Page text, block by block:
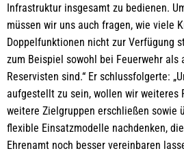
Infrastruktur insgesamt zu bedienen.
müssen wir uns auch fragen, wie viele
Doppelfunktionen nicht zur Verfügung
zum Beispiel sowohl bei Feuerwehr als
Reservisten sind.“ Er schlussfolgerte:
aufgestellt zu sein, wollen wir weiteres
weitere Zielgruppen erschließen sowie
flexible Einsatzmodelle nachdenken,
Ehrenamt noch besser vereinbaren